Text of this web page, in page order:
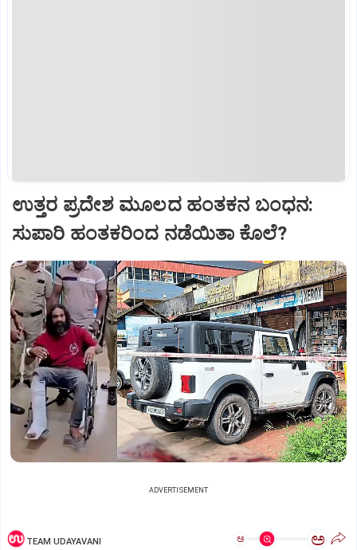
ಉತ್ತರ ಪ್ರದೇಶ ಮೂಲದ ಹಂತಕನ ಬಂಧನ:
ಸುಪಾರಿ ಹಂತಕರಿಂದ ನಡೆಯಿತಾ ಕೊಲೆ?
ADVERTISEMENT
TEAM UDAYAVANI ಅ ಅ